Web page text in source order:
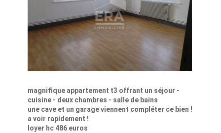
magnifique appartement t3 offrant un séjour -
cuisine - deux chambres - salle de bains
une cave et un garage viennent compléter ce bien !
a voir rapidement !
loyer hc 486 euros